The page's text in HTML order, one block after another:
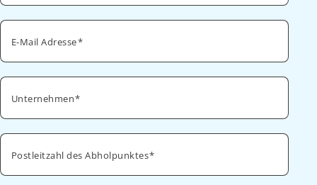
E-Mail Adresse
Unternehmen
Postleitzahl des Abholpunktes